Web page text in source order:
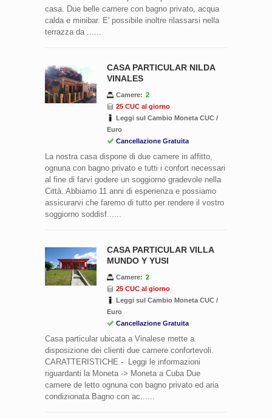
casa. Due belle camere con bagno privato, acqua
calda e minibar. E' possibile inoltre rilassarsi nella
terrazza da ......
CASA PARTICULAR NILDA
VINALES
Camere: 2
25 CUC al giorno
Leggi sul Cambio Moneta CUC /
Euro
Cancellazione Gratuita
La nostra casa dispone di due camere in affitto,
ognuna con bagno privato e tutti i confort necessari
al fine di farvi godere un soggiorno gradevole nella
Città. Abbiamo 11 anni di esperienza e possiamo
assicurarvi che faremo di tutto per rendere il vostro
soggiorno soddisf......
CASA PARTICULAR VILLA
MUNDO Y YUSI
Camere: 2
25 CUC al giorno
Leggi sul Cambio Moneta CUC /
Euro
Cancellazione Gratuita
Casa particular ubicata a Vinalese mette a
disposizione dei clienti due camere confortevoli.
CARATTERISTICHE - Leggi le informazioni
riguardanti la Moneta -> Moneta a Cuba Due
camere de letto ognuna con bagno privato ed aria
condizionata Bagno con ac......